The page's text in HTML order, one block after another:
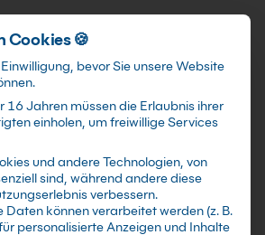
Schnellzugriff
Kurs: Von
Bauteil
Cookies 🍪
bevor Sie unsere Website
16 Jahren müssen die Erlaubnis ihrer
einholen, um freiwillige Services
und andere Technologien, von
sind, während andere diese
verbessern.
Daten können verarbeitet werden (z. B.
personalisierte Anzeigen und Inhalte